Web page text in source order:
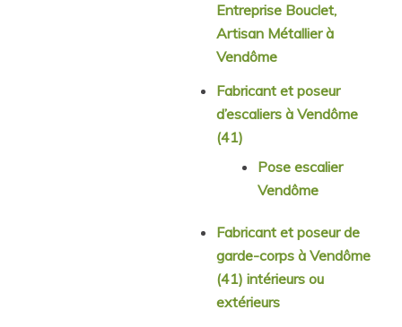
Entreprise Bouclet,
Artisan Métallier à
Vendôme
Fabricant et poseur
d’escaliers à Vendôme
(41)
Pose escalier
Vendôme
Fabricant et poseur de
garde-corps à Vendôme
(41) intérieurs ou
extérieurs